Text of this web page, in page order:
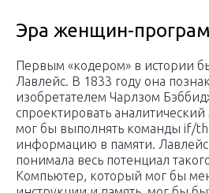
Эра женщин-
Первым «кодером» в истории
Лавлейс. В 1833 году она
изобретателем Чарлзом
спроектировать
мог бы выполнять команды if/
информацию в памяти. Лавлейс
понимала весь потенциал
Компьютер, который мог бы